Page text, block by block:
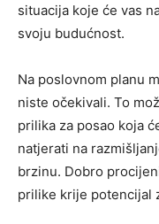
situacija koje će vas
svoju budućnost.
Na poslovnom planu
niste očekivali. To
prilika za posao koja
natjerati na
brzinu. Dobro
prilike krije potencijal